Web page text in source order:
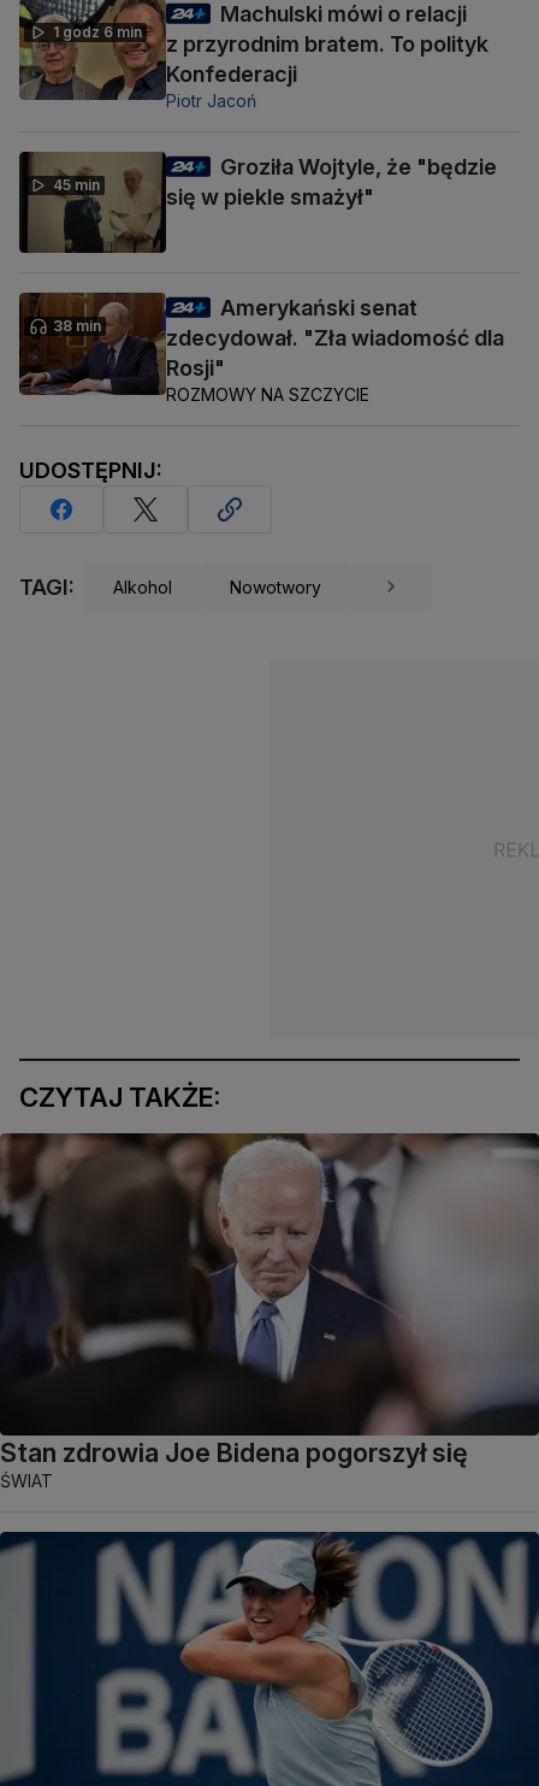
1 godz 6 min
Machulski mówi o relacji
z przyrodnim bratem. To polityk
Konfederacji
Piotr Jacoń
45 min
Groziła Wojtyle, że "będzie
się w piekle smażył"
38 min
Amerykański senat
zdecydował. "Zła wiadomość dla
Rosji"
ROZMOWY NA SZCZYCIE
UDOSTĘPNIJ:
TAGI: Alkohol Nowotwory
CZYTAJ TAKŻE:
Stan zdrowia Joe Bidena pogorszył się
ŚWIAT